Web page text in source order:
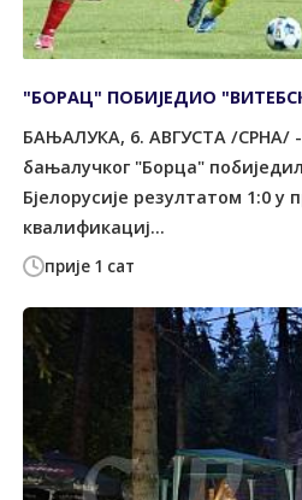
прије 1 сат
"БОРАЦ" ПОБИЈЕДИО
БАЊАЛУКА, 6. АВГУСТА /СРНА/
бањалучког "Борца"
Бјелорусије резултатом 1:0 у
квалификациј...